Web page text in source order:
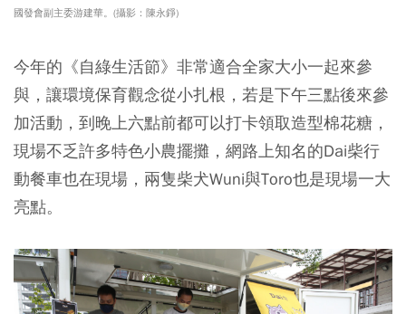
國發會副主委游建華。(攝影：陳永錚)
今年的《自綠生活節》非常適合全家大小一起來參
與，讓環境保育觀念從小扎根，若是下午三點後來參
加活動，到晚上六點前都可以打卡領取造型棉花糖，
現場不乏許多特色小農擺攤，網路上知名的Dai柴行
動餐車也在現場，兩隻柴犬Wuni與Toro也是現場一大
亮點。